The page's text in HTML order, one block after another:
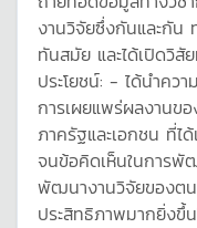
งานวิจัยซึ่งกันและกัน
ทันสมัย และได้เปิดวิสั
ประโยชน์: - ได้นำควา
การเผยแพร่ผลงานข
ภาครัฐและเอกชน ที่ไ
จนข้อคิดเห็นในการพั
พัฒนางานวิจัยของตน
ประสิทธิภาพมากยิ่งขึ้